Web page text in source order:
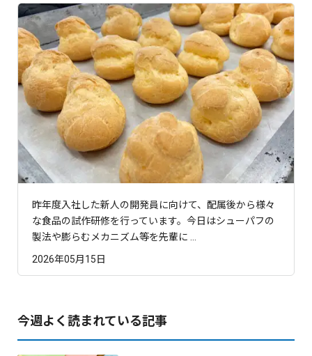
昨年度入社した新人の開発員に向けて、配属後から様々
な食品の試作研修を行っています。今日はシューパフの
製法や膨らむメカニズム等を先輩に ...
2026年05月15日
今週よく読まれている記事